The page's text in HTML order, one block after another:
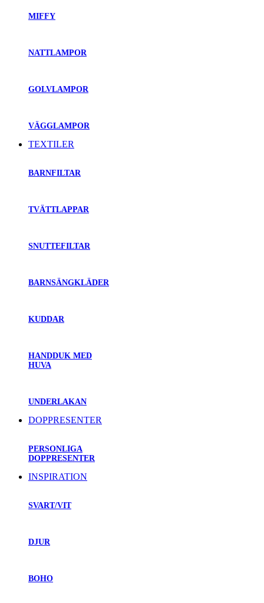
MIFFY
NATTLAMPOR
GOLVLAMPOR
VÄGGLAMPOR
TEXTILER
BARNFILTAR
TVÄTTLAPPAR
SNUTTEFILTAR
BARNSÄNGKLÄDER
KUDDAR
HANDDUK MED
HUVA
UNDERLAKAN
DOPPRESENTER
PERSONLIGA
DOPPRESENTER
INSPIRATION
SVART/VIT
DJUR
BOHO